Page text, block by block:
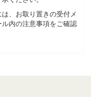
、お取り置きの受付メ
内の注意事項をご確認